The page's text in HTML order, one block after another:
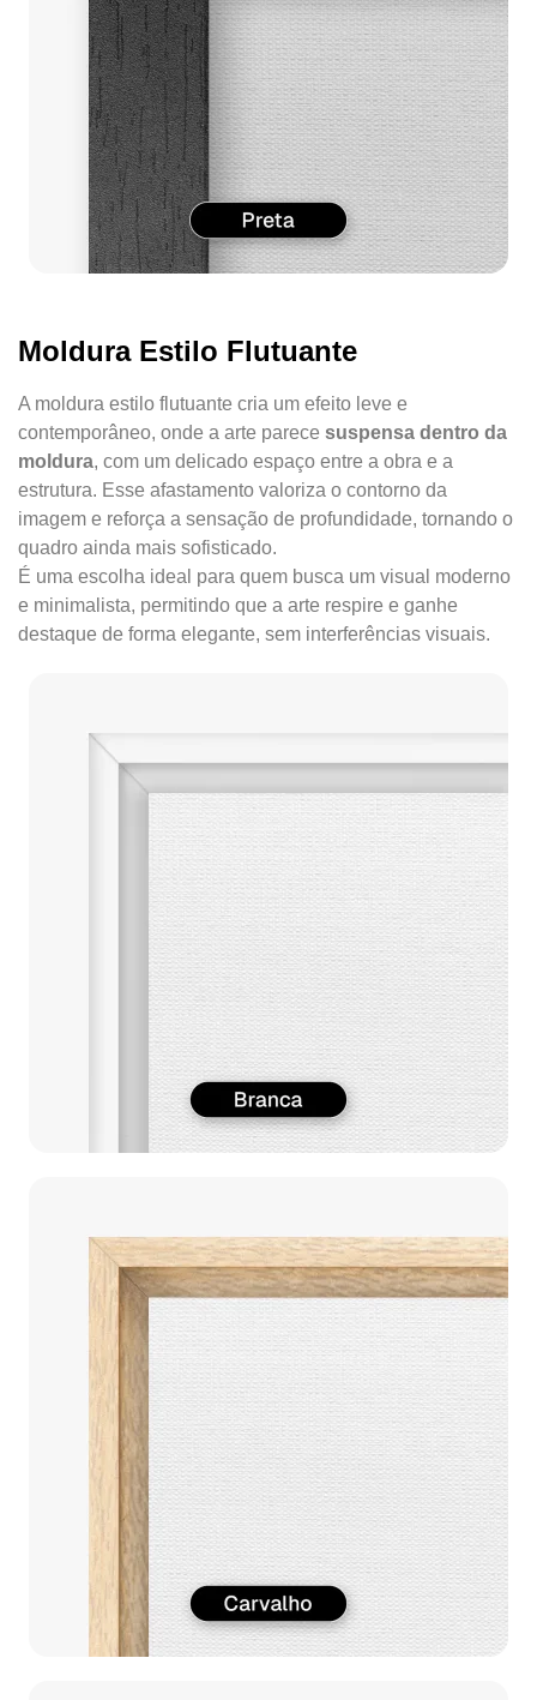
Moldura Estilo Flutuante
A moldura estilo flutuante cria um efeito leve e
contemporâneo, onde a arte parece suspensa dentro da
moldura, com um delicado espaço entre a obra e a
estrutura. Esse afastamento valoriza o contorno da
imagem e reforça a sensação de profundidade, tornando o
quadro ainda mais sofisticado.
É uma escolha ideal para quem busca um visual moderno
e minimalista, permitindo que a arte respire e ganhe
destaque de forma elegante, sem interferências visuais.